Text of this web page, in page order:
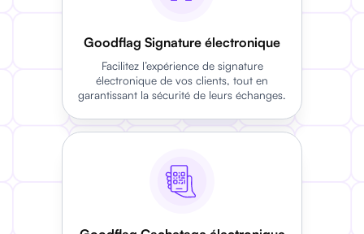
Goodflag Signature électronique
Facilitez l’expérience de signature
électronique de vos clients, tout en
garantissant la sécurité de leurs échanges.